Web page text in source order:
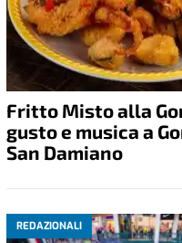
Fritto Misto alla
gusto e musica a
San Damiano
REDAZIONALI